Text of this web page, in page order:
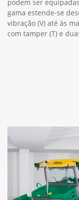
podem ser
gama estende-se
vibração (V) até às
com tamper (T) e